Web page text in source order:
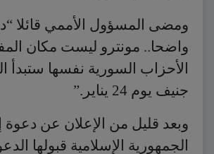
ومضى المسؤول الأممي قائلا
واضحا.. مونترو ليست مكان
الأحزاب السورية نفسها ستبدأ
جنيف يوم 24 يناير.”
وبعد قليل من الإعلان عن دعوة
الجمهورية الإسلامية قبولها